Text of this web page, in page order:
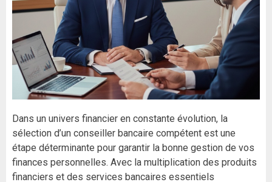
Dans un univers financier en constante évolution, la
sélection d’un conseiller bancaire compétent est une
étape déterminante pour garantir la bonne gestion de vos
finances personnelles. Avec la multiplication des produits
financiers et des services bancaires essentiels